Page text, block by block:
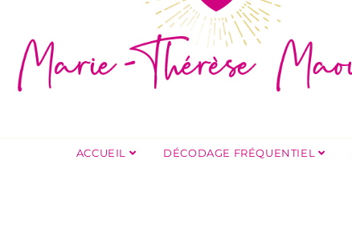
ACCUEIL DÉCODAGE FRÉQUENTIEL